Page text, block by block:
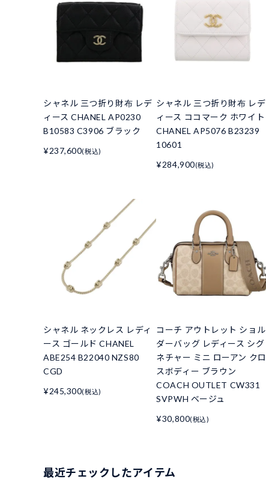
シャネル 三つ折り財布 レデ
ィース CHANEL AP0230
B10583 C3906 ブラック
¥237,600(税込)
シャネル 三つ折り財布 レデ
ィース ココマーク ホワイト
CHANEL AP5076 B23239
10601
¥284,900(税込)
シャネル ネックレス レディ
ース ゴールド CHANEL
ABE254 B22040 NZS80
CGD
¥245,300(税込)
コーチ アウトレット ショル
ダーバッグ レディース シグ
ネチャー ミニ ローアン クロ
スボディー ブラウン
COACH OUTLET CW331
SVPWH ベージュ
¥30,800(税込)
最近チェックしたアイテム